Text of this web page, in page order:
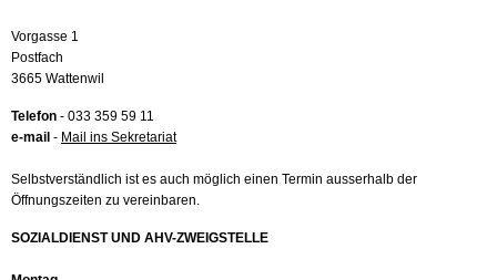
Vorgasse 1
Postfach
3665 Wattenwil
Telefon - 033 359 59 11
e-mail - Mail ins Sekretariat
Selbstverständlich ist es auch möglich einen Termin ausserhalb der
Öffnungszeiten zu vereinbaren.
SOZIALDIENST UND AHV-ZWEIGSTELLE